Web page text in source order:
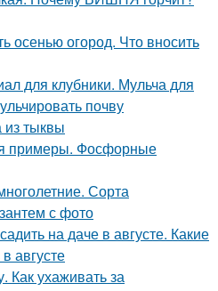
осенью огород. Что вносить
для клубники. Мульча для
почву
тыквы
примеры. Фосфорные
Сорта
с фото
на даче в августе. Какие
августе
Как ухаживать за